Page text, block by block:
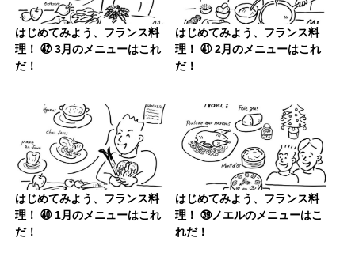
はじめてみよう、フランス料
理！ ㊷ 3月のメニューはこれ
だ！
はじめてみよう、フランス料
理！ ㊶ 2月のメニューはこれ
だ！
はじめてみよう、フランス料
理！ ㊵ 1月のメニューはこれ
だ！
はじめてみよう、フランス料
理！ ㊴ノエルのメニューはこ
れだ！